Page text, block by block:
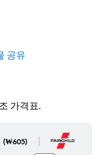
공유
가격표.
(₩605)